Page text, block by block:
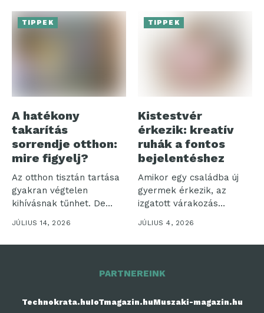
TIPPEK
A hatékony
takarítás
sorrendje otthon:
mire figyelj?
Az otthon tisztán tartása
gyakran végtelen
kihívásnak tűnhet. De
vajon miért olyan...
JÚLIUS 14, 2026
TIPPEK
Kistestvér
érkezik: kreatív
ruhák a fontos
bejelentéshez
Amikor egy családba új
gyermek érkezik, az
izgatott várakozás
időszaka veszi kezdetét....
JÚLIUS 4, 2026
PARTNEREINK
Technokrata.huIoTmagazin.huMuszaki-magazin.hu